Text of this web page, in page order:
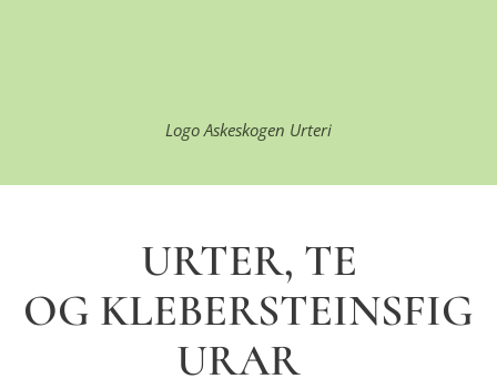
Logo Askeskogen Urteri
URTER, TE
OG KLEBERSTEINSFIG
URAR